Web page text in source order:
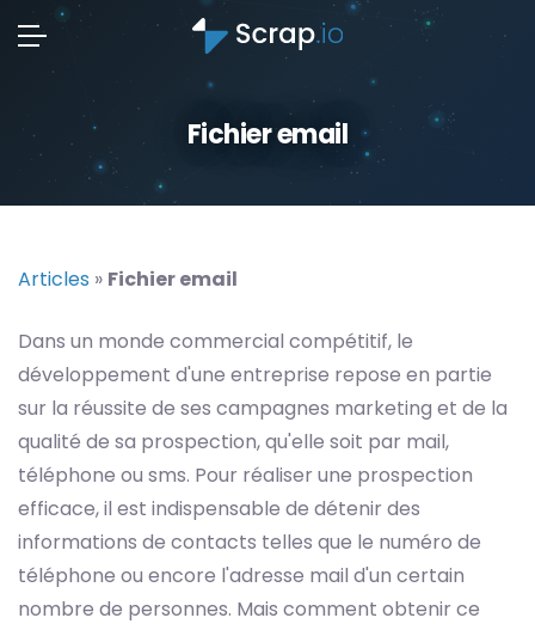
Fichier email
Articles » Fichier email
Dans un monde commercial compétitif, le
développement d'une entreprise repose en partie
sur la réussite de ses campagnes marketing et de la
qualité de sa prospection, qu'elle soit par mail,
téléphone ou sms. Pour réaliser une prospection
efficace, il est indispensable de détenir des
informations de contacts telles que le numéro de
téléphone ou encore l'adresse mail d'un certain
nombre de personnes. Mais comment obtenir ce